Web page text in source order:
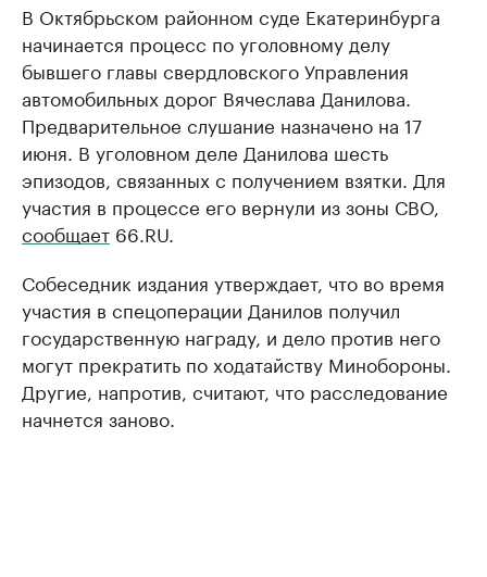
В Октябрьском районном суде Екатеринбурга
начинается процесс по уголовному делу
бывшего главы свердловского Управления
автомобильных дорог Вячеслава Данилова.
Предварительное слушание назначено на 17
июня. В уголовном деле Данилова шесть
эпизодов, связанных с получением взятки. Для
участия в процессе его вернули из зоны СВО,
сообщает 66.RU.
Собеседник издания утверждает, что во время
участия в спецоперации Данилов получил
государственную награду, и дело против него
могут прекратить по ходатайству Минобороны.
Другие, напротив, считают, что расследование
начнется заново.